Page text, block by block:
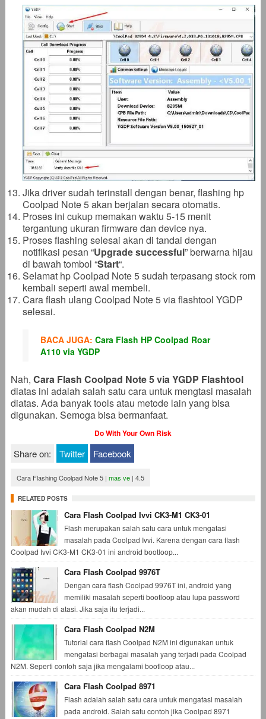
Jika driver sudah terinstall dengan benar, flashing hp
Coolpad Note 5 akan berjalan secara otomatis.
Proses ini cukup memakan waktu 5-15 menit
tergantung ukuran firmware dan device nya.
Proses flashing selesai akan di tandai dengan
notifikasi pesan “Upgrade successful” berwarna hijau
di bawah tombol “Start“.
Selamat hp Coolpad Note 5 sudah terpasang stock rom
kembali seperti awal membeli.
Cara flash ulang Coolpad Note 5 via flashtool YGDP
selesai.
BACA JUGA: Cara Flash HP Coolpad Roar
A110 via YGDP
Nah, Cara Flash Coolpad Note 5 via YGDP Flashtool
diatas ini adalah salah satu cara untuk mengtasi masalah
diatas. Ada banyak tools atau metode lain yang bisa
digunakan. Semoga bisa bermanfaat.
Do With Your Own Risk
Share on: Twitter Facebook
Cara Flashing Coolpad Note 5| mas ve | 4.5
RELATED POSTS
Cara Flash Coolpad Ivvi CK3-M1 CK3-01
Flash merupakan salah satu cara untuk mengatasi
masalah pada Coolpad Ivvi. Karena dengan cara flash
Coolpad Ivvi CK3-M1 CK3-01 ini android bootloop...
Cara Flash Coolpad 9976T
Dengan cara flash Coolpad 9976T ini, android yang
memiliki masalah seperti bootloop atau lupa password
akan mudah di atasi. Jika saja itu terjadi...
Cara Flash Coolpad N2M
Tutorial cara flash Coolpad N2M ini digunakan untuk
mengatasi berbagai masalah yang terjadi pada Coolpad
N2M. Seperti contoh saja jika mengalami bootloop atau...
Cara Flash Coolpad 8971
Flash adalah salah satu cara untuk mengatasi masalah
pada android. Salah satu contoh jika Coolpad 8971